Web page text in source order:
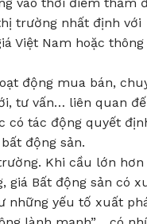
trường nhất định với
Việt Nam hoặc thông
động mua bán,
tư vấn… liên quan
có tác động quyết
động sản.
Khi cầu lớn hơn
giá Bất động sản có
những yếu tố xuất